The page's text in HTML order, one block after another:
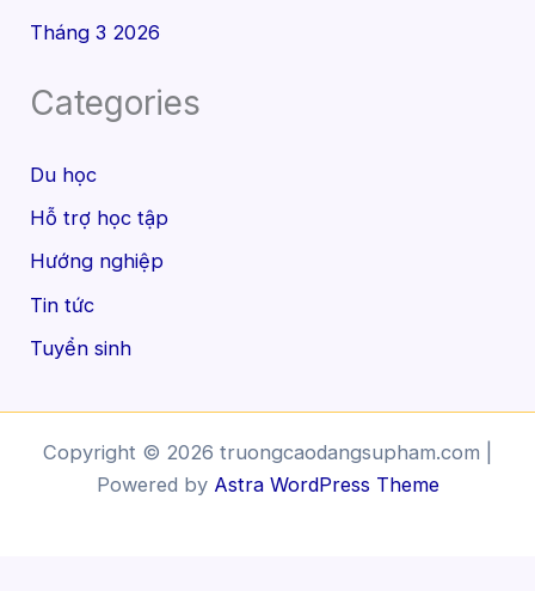
Tháng 3 2026
Categories
Du học
Hỗ trợ học tập
Hướng nghiệp
Tin tức
Tuyển sinh
Copyright © 2026 truongcaodangsupham.com |
Powered by Astra WordPress Theme